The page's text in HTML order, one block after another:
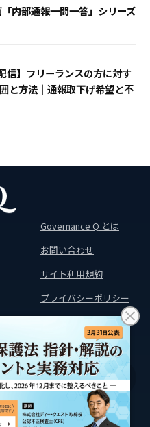
内部通報一問一答」シリーズ
信】フリーランスの方に対す
と方法｜通報取下げ希望と不
↑
Governance Q とは
お問い合わせ
サイト利用規約
プライバシーポリシー